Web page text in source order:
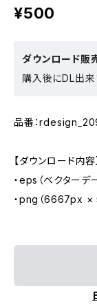
¥500
ダウンロード販
購入後にDL出
品番：
【ダウンロード内容】
・eps（ベクターデ
・png（6667px ×